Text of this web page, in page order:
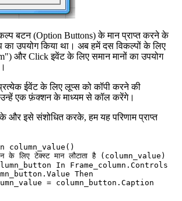
बटन (Option Buttons) के मान प्राप्त करने के
का उपयोग किया था। अब हमें दस विकल्पों के लिए
और Click इवेंट के लिए समान मानों का उपयोग
ईवेंट के लिए लूप्स को कॉपी करने की
एक फ़ंक्शन के माध्यम से कॉल करेंगे।
इसे संशोधित करके, हम यह परिणाम प्राप्त
column_value()
के लिए टेक्स्ट मान लौटाता है (column_value)
In Frame_column.Controls
Then
= column_button.Caption